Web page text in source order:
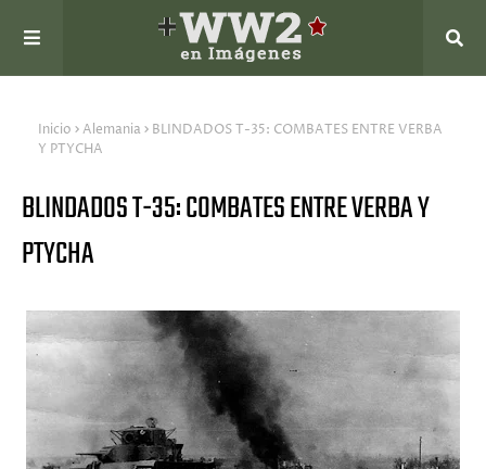
Inicio Alemania
BLINDADOS T-35: COMBATES ENTRE VERBA
Y PTYCHA
BLINDADOS T-35: COMBATES ENTRE VERBA Y
PTYCHA